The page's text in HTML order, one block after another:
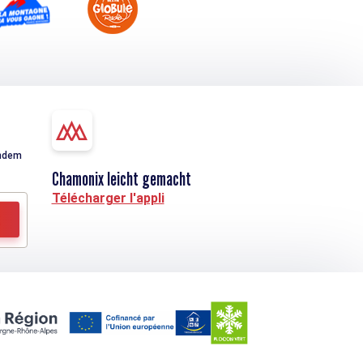
Chamonix leicht gemacht
Télécharger l'appli